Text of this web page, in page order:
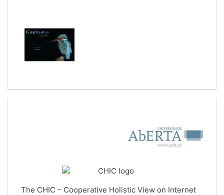
The CHIC – Cooperative Holistic View on Internet